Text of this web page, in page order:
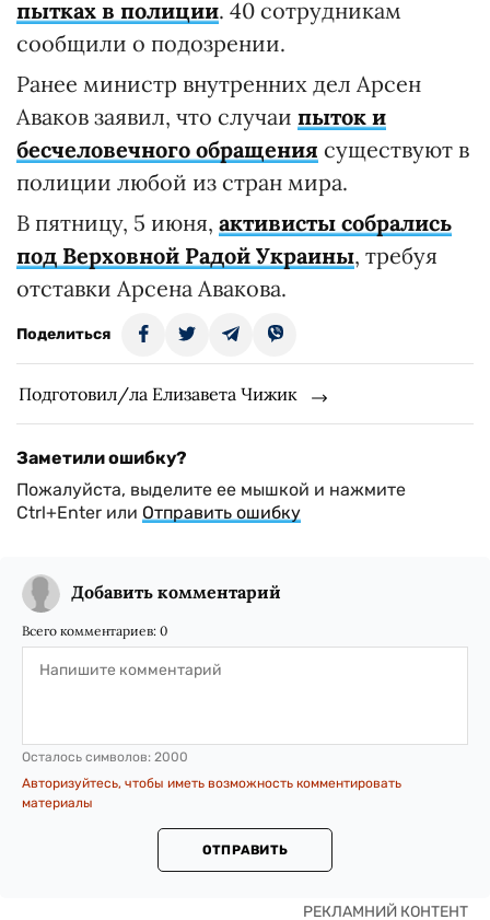
пытках в полиции. 40 сотрудникам
сообщили о подозрении.
Ранее министр внутренних дел Арсен
Аваков заявил, что случаи пыток и
бесчеловечного обращения существуют в
полиции любой из стран мира.
В пятницу, 5 июня, активисты собрались
под Верховной Радой Украины, требуя
отставки Арсена Авакова.
Поделиться
Подготовил/ла Елизавета Чижик
Заметили ошибку?
Пожалуйста, выделите ее мышкой и нажмите
Ctrl+Enter или Отправить ошибку
Добавить комментарий
Всего комментариев: 0
Осталось символов: 2000
Авторизуйтесь, чтобы иметь возможность комментировать
материалы
ОТПРАВИТЬ